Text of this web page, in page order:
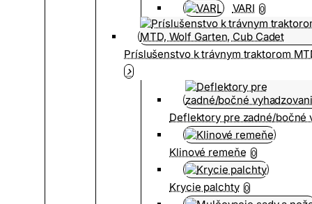
VARI 0
Príslušenstvo k trávnym traktorom
Deflektory pre zadné/bočné
Klinové remeňe 0
Krycie palchty 0